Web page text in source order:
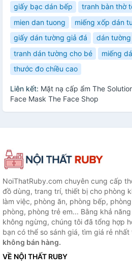
giấy bạc dán bếp
tranh bàn thờ
mien dan tuong
miếng xốp dán
giấy dán tường giả đá
dán tường
tranh dán tường cho bé
miếng
thước đo chiều cao
Liên kết: Mặt nạ cấp ẩm The
Face Mask The Face Shop
NoiThatRuby.com chuyên cung cấp
đồ dùng, trang trí, thiết bị cho phòng
làm việc, phòng ăn, phòng bếp,
phòng, phòng trẻ em... Bằng khả
không ngừng, chúng tôi đã tổng hợp
bạn có thể so sánh giá, tìm giá rẻ
không bán hàng.
VỀ NỘI THẤT RUBY